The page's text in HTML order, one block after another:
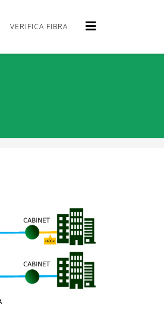
VERIFICA FIBRA